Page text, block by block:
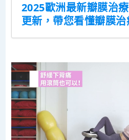
2025歐洲最新瓣膜治
更新，帶您看懂瓣膜